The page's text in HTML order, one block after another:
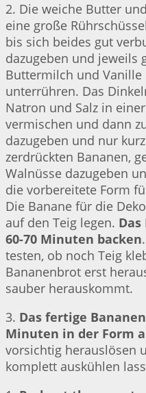
2. Die weiche Butter
eine große
bis sich beides gut
dazugeben und jeweils
Buttermilch und Vanille
unterrühren. Das
Natron und Salz in
vermischen und dann
dazugeben und nur
zerdrückten Bananen,
Walnüsse dazugeben
die vorbereitete Form
Die Banane für die
auf den Teig legen.
60-70 Minuten backen
testen, ob noch Teig
Bananenbrot erst
sauber herauskommt.
3. Das fertige
Minuten in der Form
vorsichtig herauslösen
komplett auskühlen